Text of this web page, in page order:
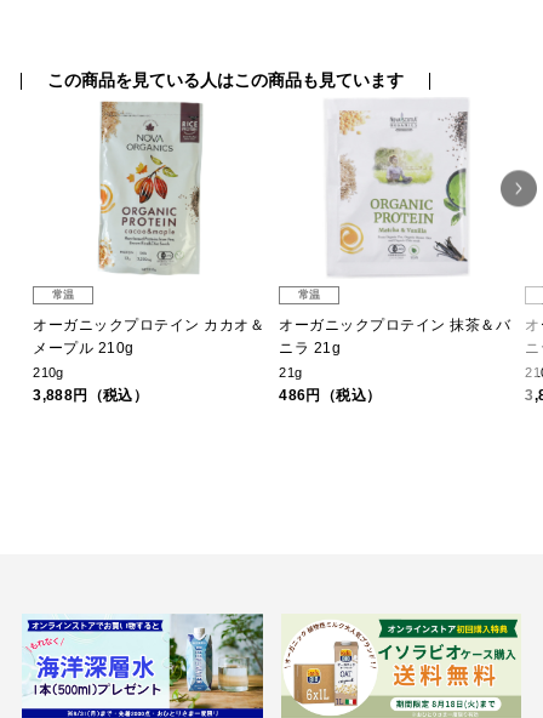
この商品を見ている人はこの商品も見ています
常温
オーガニックプロテイン カカオ＆
メープル 210g
210g
3,888円（税込）
常温
オーガニックプロテイン 抹茶＆バ
ニラ 21g
21g
486円（税込）